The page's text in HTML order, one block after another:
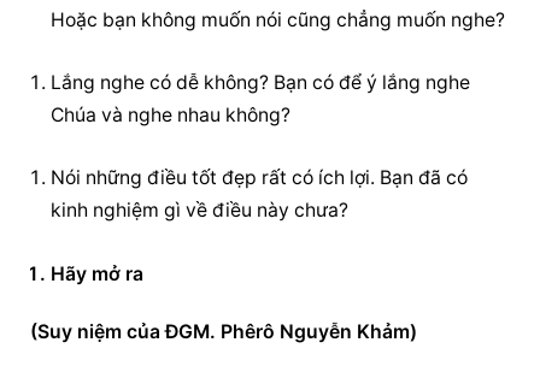
Hoặc bạn không muốn nói cũng chẳng muốn nghe?
Lắng nghe có dễ không? Bạn có để ý lắng nghe
Chúa và nghe nhau không?
Nói những điều tốt đẹp rất có ích lợi. Bạn đã có
kinh nghiệm gì về điều này chưa?
Hãy mở ra
(Suy niệm của ĐGM. Phêrô Nguyễn Khảm)